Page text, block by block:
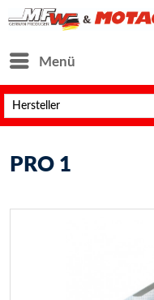
Menü
PRO 1